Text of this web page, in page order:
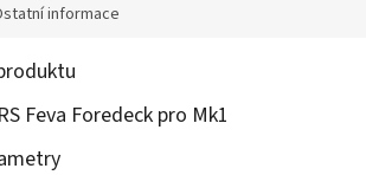
informace
Feva Foredeck pro Mk1